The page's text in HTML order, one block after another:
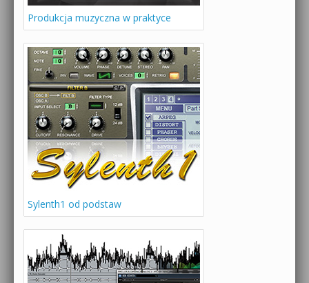
Produkcja muzyczna w praktyce
Sylenth1 od podstaw